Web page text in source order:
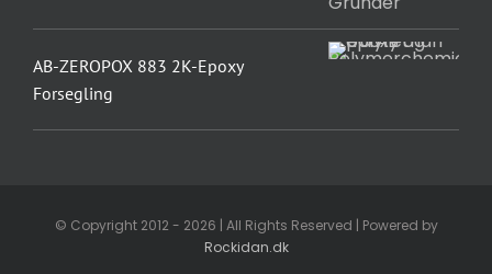
AB-ZEROPOX 883 2K-Epoxy
Forsegling
© Copyright 2012 - 2026 | All Rights Reserved | Powered by
Rockidan.dk